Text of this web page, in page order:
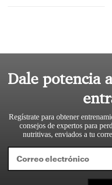
Dale potencia
Regístrate para obtener
consejos de expertos para
nutritivas, enviados a tu